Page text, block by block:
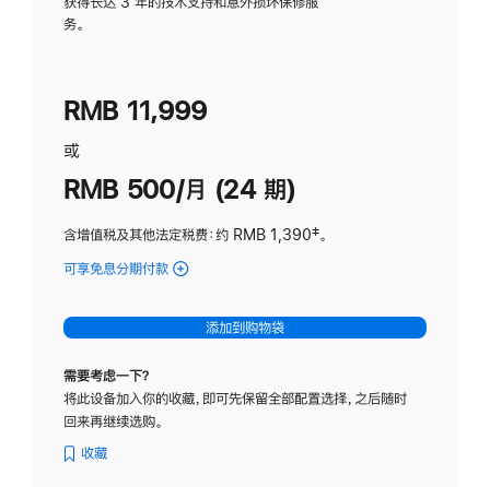
务。
RMB 11,999
或
RMB 500/月 (24 期)
含增值税及其他法定税费：约 RMB 1,390脚
‡。
可享免息分期付款 (Studio
-
标
璃
添加到购物袋
需要考虑一下？
将此设备加入你的收藏，即可先保留全部配置选择，之后随时
回来再继续选购。
收藏